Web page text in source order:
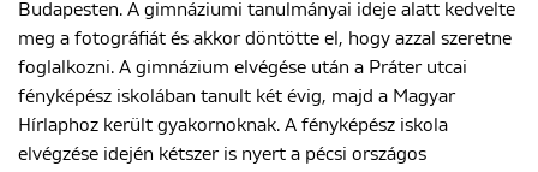
Rólunk
Budapesten. A gimnáziumi tanulmányai ideje alatt kedvelte
meg a fotográfiát és akkor döntötte el, hogy azzal szeretne
foglalkozni. A gimnázium elvégése után a Práter utcai
fényképész iskolában tanult két évig, majd a Magyar
Hírlaphoz került gyakornoknak. A fényképész iskola
elvégzése idején kétszer is nyert a pécsi országos